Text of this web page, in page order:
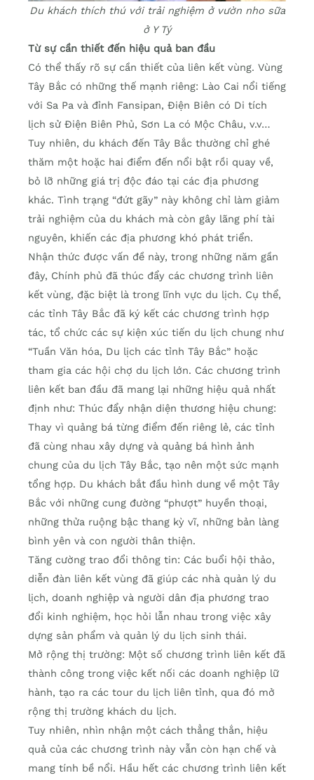
Du khách thích thú với trải nghiệm ở vườn nho sữa
ở Y Tý
Từ sự cần thiết đến hiệu quả ban đầu
Có thể thấy rõ sự cần thiết của liên kết vùng. Vùng
Tây Bắc có những thế mạnh riêng: Lào Cai nổi tiếng
với Sa Pa và đỉnh Fansipan, Điện Biên có Di tích
lịch sử Điện Biên Phủ, Sơn La có Mộc Châu, v.v…
Tuy nhiên, du khách đến Tây Bắc thường chỉ ghé
thăm một hoặc hai điểm đến nổi bật rồi quay về,
bỏ lỡ những giá trị độc đáo tại các địa phương
khác. Tình trạng “đứt gãy” này không chỉ làm giảm
trải nghiệm của du khách mà còn gây lãng phí tài
nguyên, khiến các địa phương khó phát triển.
Nhận thức được vấn đề này, trong những năm gần
đây, Chính phủ đã thúc đẩy các chương trình liên
kết vùng, đặc biệt là trong lĩnh vực du lịch. Cụ thể,
các tỉnh Tây Bắc đã ký kết các chương trình hợp
tác, tổ chức các sự kiện xúc tiến du lịch chung như
“Tuần Văn hóa, Du lịch các tỉnh Tây Bắc” hoặc
tham gia các hội chợ du lịch lớn. Các chương trình
liên kết ban đầu đã mang lại những hiệu quả nhất
định như: Thúc đẩy nhận diện thương hiệu chung:
Thay vì quảng bá từng điểm đến riêng lẻ, các tỉnh
đã cùng nhau xây dựng và quảng bá hình ảnh
chung của du lịch Tây Bắc, tạo nên một sức mạnh
tổng hợp. Du khách bắt đầu hình dung về một Tây
Bắc với những cung đường “phượt” huyền thoại,
những thửa ruộng bậc thang kỳ vĩ, những bản làng
bình yên và con người thân thiện.
Tăng cường trao đổi thông tin: Các buổi hội thảo,
diễn đàn liên kết vùng đã giúp các nhà quản lý du
lịch, doanh nghiệp và người dân địa phương trao
đổi kinh nghiệm, học hỏi lẫn nhau trong việc xây
dựng sản phẩm và quản lý du lịch sinh thái.
Mở rộng thị trường: Một số chương trình liên kết đã
thành công trong việc kết nối các doanh nghiệp lữ
hành, tạo ra các tour du lịch liên tỉnh, qua đó mở
rộng thị trường khách du lịch.
Tuy nhiên, nhìn nhận một cách thẳng thắn, hiệu
quả của các chương trình này vẫn còn hạn chế và
mang tính bề nổi. Hầu hết các chương trình liên kết